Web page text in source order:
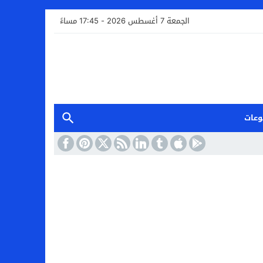
الجمعة 7 أغسطس 2026 - 17:45 مساءً